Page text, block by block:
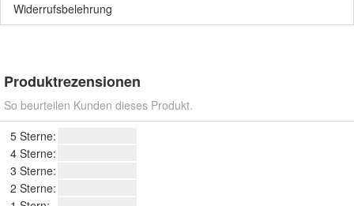
Widerrufsbelehrung
Produktrezensionen
So beurteilen Kunden dieses Produkt.
5 Sterne:
4 Sterne:
3 Sterne:
2 Sterne: